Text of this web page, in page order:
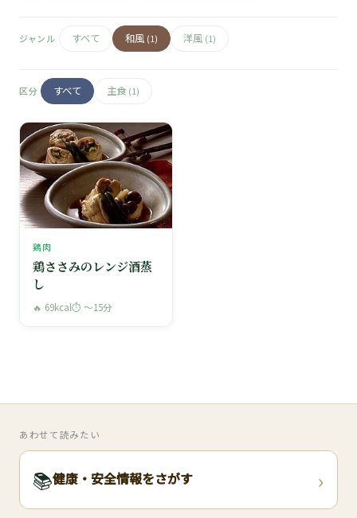
ジャンル すべて 和風 (1) 洋風 (1)
区分 すべて 主食 (1)
鶏肉
鶏ささみのレンジ酒蒸
し
🔥 69kcal⏱ 〜15分
あわせて読みたい
📚健康・安全情報をさがす ›